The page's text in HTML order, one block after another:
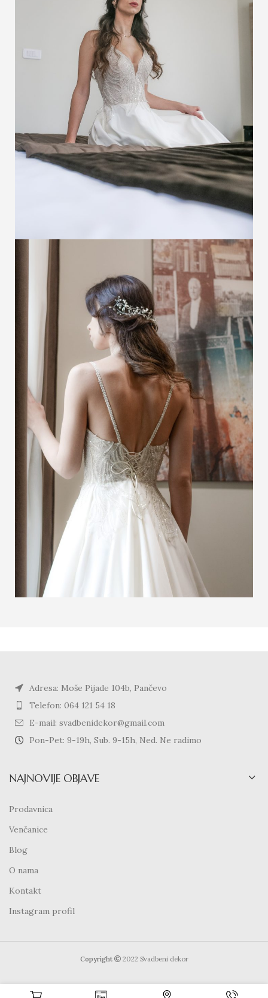
Adresa: Moše Pijade 104b, Pančevo
Telefon: 064 121 54 18
E-mail: svadbenidekor@gmail.com
Pon-Pet: 9-19h, Sub. 9-15h, Ned. Ne radimo
NAJNOVIJE OBJAVE
Prodavnica
Venčanice
Blog
O nama
Kontakt
Instagram profil
Copyright 2022 Svadbeni dekor